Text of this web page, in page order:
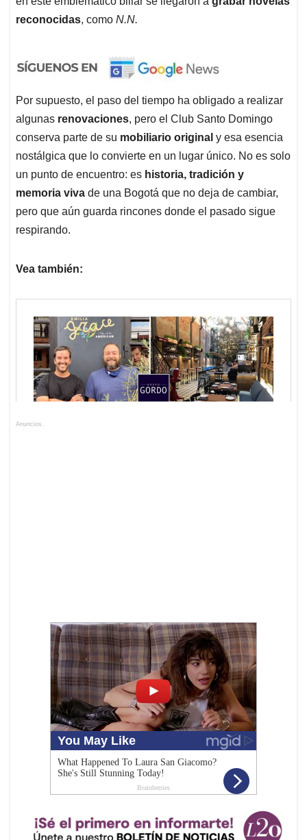
reconocidas, como N.N.
Por supuesto, el paso del tiempo ha obligado a realizar
algunas renovaciones, pero el Club Santo Domingo
conserva parte de su mobiliario original y esa esencia
nostálgica que lo convierte en un lugar único. No es solo
un punto de encuentro: es historia, tradición y
memoria viva de una Bogotá que no deja de cambiar,
pero que aún guarda rincones donde el pasado sigue
respirando.
Vea también:
Anuncios.